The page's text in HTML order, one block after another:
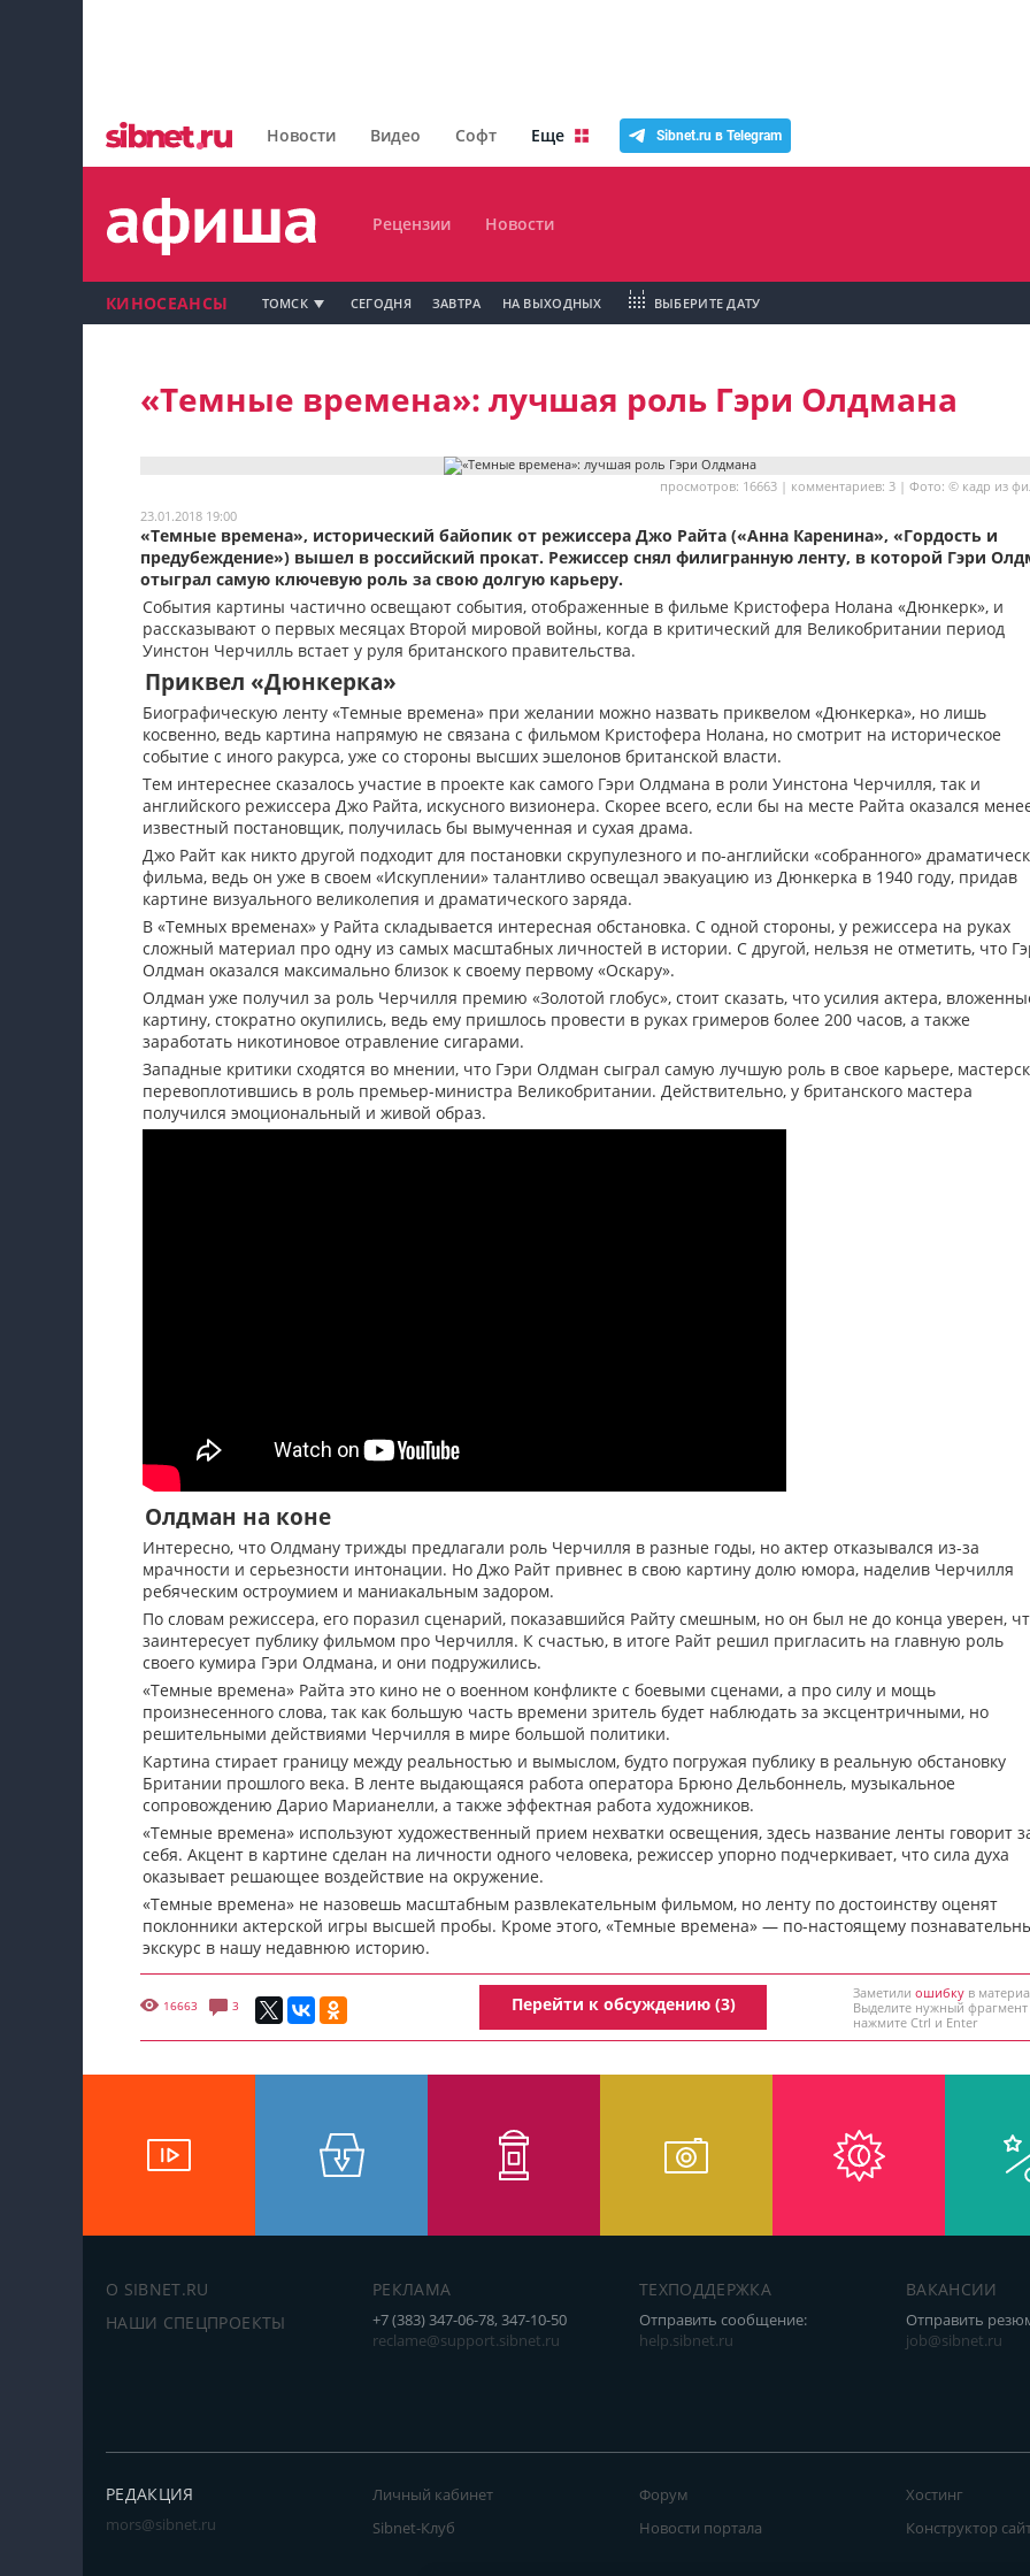
Новости Видео Софт Еще Sibnet.ru в Telegram
Рецензии
Новости
Мои комментарии
Мои материалы
Мои места
Моя личная афиша
Перечитать
Рецензии Новости
КИНОСЕАНСЫ ТОМСК СЕГОДНЯ ЗАВТРА НА ВЫХОДНЫХ ВЫБЕРИТЕ ДАТУ
«Темные времена»: лучшая роль Гэри Олдмана
просмотров: 16663 | комментариев: 3 | Фото: © кадр из
23.01.2018 19:00
«Темные времена», исторический байопик от режиссера Джо Райта («Анна Каренина», «Гордость и
предубеждение») вышел в российский прокат. Режиссер снял филигранную ленту, в которой Гэри
отыграл самую ключевую роль за свою долгую карьеру.
События картины частично освещают события, отображенные в фильме Кристофера Нолана «Дюнкерк», и
рассказывают о первых месяцах Второй мировой войны, когда в критический для Великобритании период
Уинстон Черчилль встает у руля британского правительства.
Приквел «Дюнкерка»
Биографическую ленту «Темные времена» при желании можно назвать приквелом «Дюнкерка», но лишь
косвенно, ведь картина напрямую не связана с фильмом Кристофера Нолана, но смотрит на историческое
событие с иного ракурса, уже со стороны высших эшелонов британской власти.
Тем интереснее сказалось участие в проекте как самого Гэри Олдмана в роли Уинстона Черчилля, так и
английского режиссера Джо Райта, искусного визионера. Скорее всего, если бы на месте Райта оказался
известный постановщик, получилась бы вымученная и сухая драма.
Джо Райт как никто другой подходит для постановки скрупулезного и по-английски «собранного»
фильма, ведь он уже в своем «Искуплении» талантливо освещал эвакуацию из Дюнкерка в 1940 году, придав
картине визуального великолепия и драматического заряда.
В «Темных временах» у Райта складывается интересная обстановка. С одной стороны, у режиссера на руках
сложный материал про одну из самых масштабных личностей в истории. С другой, нельзя не отметить, что
Олдман оказался максимально близок к своему первому «Оскару».
Олдман уже получил за роль Черчилля премию «Золотой глобус», стоит сказать, что усилия актера,
картину, стократно окупились, ведь ему пришлось провести в руках гримеров более 200 часов, а также
заработать никотиновое отравление сигарами.
Западные критики сходятся во мнении, что Гэри Олдман сыграл самую лучшую роль в свое карьере,
перевоплотившись в роль премьер-министра Великобритании. Действительно, у британского мастера
получился эмоциональный и живой образ.
Олдман на коне
Интересно, что Олдману трижды предлагали роль Черчилля в разные годы, но актер отказывался из-за
мрачности и серьезности интонации. Но Джо Райт привнес в свою картину долю юмора, наделив Черчилля
ребяческим остроумием и маниакальным задором.
По словам режиссера, его поразил сценарий, показавшийся Райту смешным, но он был не до конца уверен,
заинтересует публику фильмом про Черчилля. К счастью, в итоге Райт решил пригласить на главную роль
своего кумира Гэри Олдмана, и они подружились.
«Темные времена» Райта это кино не о военном конфликте с боевыми сценами, а про силу и мощь
произнесенного слова, так как большую часть времени зритель будет наблюдать за эксцентричными, но
решительными действиями Черчилля в мире большой политики.
Картина стирает границу между реальностью и вымыслом, будто погружая публику в реальную обстановку
Британии прошлого века. В ленте выдающаяся работа оператора Брюно Дельбоннель, музыкальное
сопровождению Дарио Марианелли, а также эффектная работа художников.
«Темные времена» используют художественный прием нехватки освещения, здесь название ленты говорит
себя. Акцент в картине сделан на личности одного человека, режиссер упорно подчеркивает, что сила духа
оказывает решающее воздействие на окружение.
«Темные времена» не назовешь масштабным развлекательным фильмом, но ленту по достоинству оценят
поклонники актерской игры высшей пробы. Кроме этого, «Темные времена» — по-настоящему
экскурс в нашу недавнюю историю.
16663 3 Перейти к обсуждению (3)
Заметили ошибку в
Выделите нужный
нажмите Ctrl и Enter
О SIBNET.RU
НАШИ СПЕЦПРОЕКТЫ
РЕКЛАМА
+7 (383) 347-06-78, 347-10-50
reclame@support.sibnet.ru
ТЕХПОДДЕРЖКА
Отправить сообщение:
help.sibnet.ru
ВАКАНСИИ
Отправить
job@sibnet.ru
РЕДАКЦИЯ
mors@sibnet.ru
Личный кабинет
Sibnet-Клуб
Форум
Новости портала
Хостинг
Конструктор